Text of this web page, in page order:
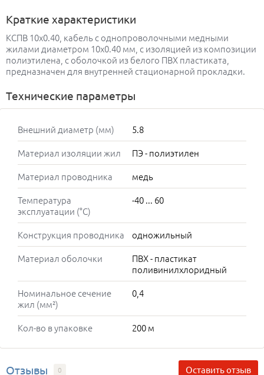
Краткие характеристики
КСПВ 10х0.40, кабель с однопроволочными медными
жилами диаметром 10х0.40 мм, с изоляцией из композиции
полиэтилена, с оболочкой из белого ПВХ пластиката,
предназначен для внутренней стационарной прокладки.
Технические параметры
Внешний диаметр (мм)
5.8
Материал изоляции жил
ПЭ - полиэтилен
Материал проводника
медь
Температура
эксплуатации (°C)
-40 ... 60
Конструкция проводника
одножильный
Материал оболочки
ПВХ - пластикат
поливинилхлоридный
Номинальное сечение
жил (мм²)
0,4
Кол-во в упаковке 200 м
Отзывы 0 Оставить отзыв